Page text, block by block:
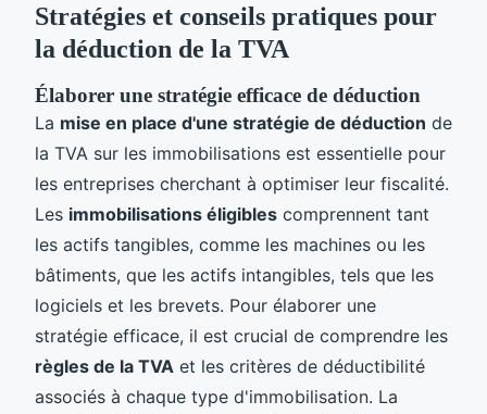
Stratégies et conseils pratiques pour
la déduction de la TVA
Élaborer une stratégie efficace de déduction
La mise en place d'une stratégie de déduction de
la TVA sur les immobilisations est essentielle pour
les entreprises cherchant à optimiser leur fiscalité.
Les immobilisations éligibles comprennent tant
les actifs tangibles, comme les machines ou les
bâtiments, que les actifs intangibles, tels que les
logiciels et les brevets. Pour élaborer une
stratégie efficace, il est crucial de comprendre les
règles de la TVA et les critères de déductibilité
associés à chaque type d'immobilisation. La